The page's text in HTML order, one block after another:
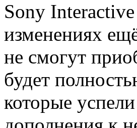
Sony
изменениях
не смогут
будет
которые